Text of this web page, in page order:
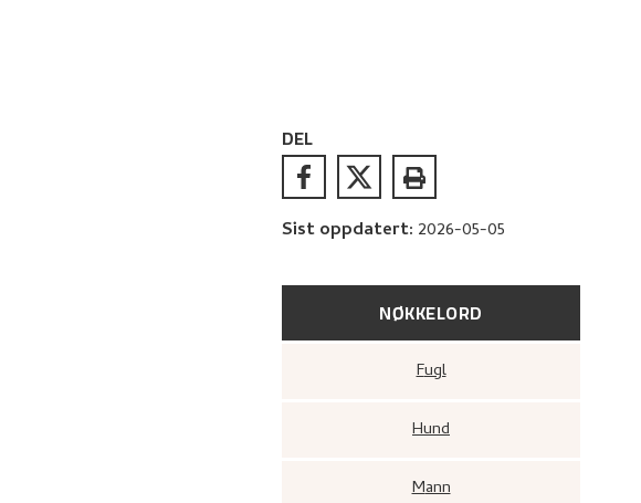
DEL
Sist oppdatert: 2026-05-05
NØKKELORD
Fugl
Hund
Mann